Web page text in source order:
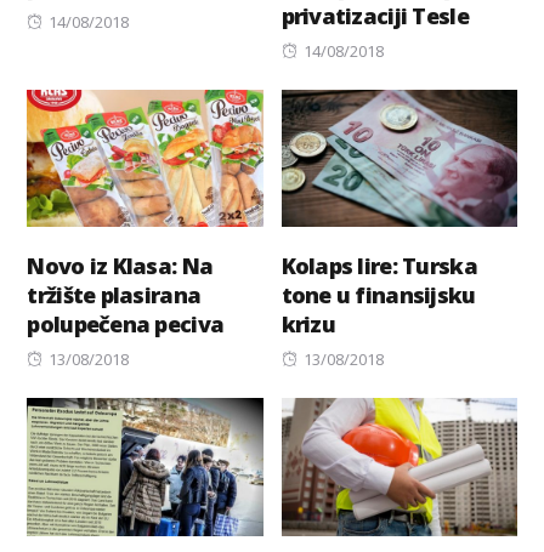
Posted
14/08/2018
privatizaciji Tesle
Posted
14/08/2018
Novo iz Klasa: Na
tržište plasirana
polupečena peciva
Posted
13/08/2018
Kolaps lire: Turska
tone u finansijsku
krizu
Posted
13/08/2018